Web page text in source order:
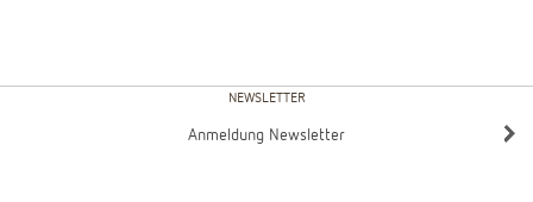
NEWSLETTER
Anmeldung Newsletter